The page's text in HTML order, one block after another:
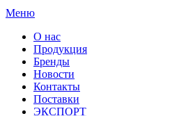
Меню
О нас
Продукция
Бренды
Новости
Контакты
Поставки
ЭКСПОРТ